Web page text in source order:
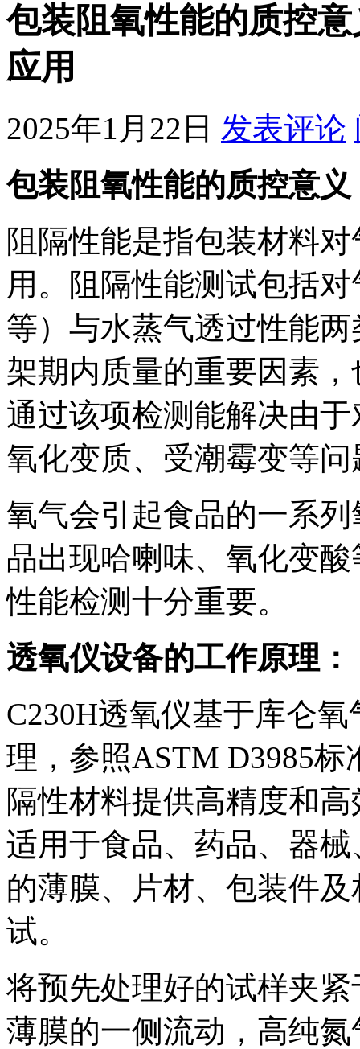
包装阻氧性能的质控
应用
2025年1月22日 发表评论
包装阻氧性能的质控意义
阻隔性能是指包装材料
用。阻隔性能测试包括
等）与水蒸气透过性能
架期内质量的重要因素
通过该项检测能解决由
氧化变质、受潮霉变等问
氧气会引起食品的一系
品出现哈喇味、氧化变
性能检测十分重要。
透氧仪设备的工作原理：
C230H透氧仪基于库仑
理，参照ASTM D3985
隔性材料提供高精度和
适用于食品、药品、器
的薄膜、片材、包装件
试。
将预先处理好的试样夹
薄膜的一侧流动，高纯